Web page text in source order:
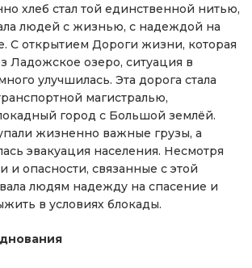
хлеб стал той единственной нитью,
людей с жизнью, с надеждой на
С открытием Дороги жизни, которая
Ладожское озеро, ситуация в
улучшилась. Эта дорога стала
магистралью,
город с Большой землёй.
жизненно важные грузы, а
эвакуация населения. Несмотря
и опасности, связанные с этой
людям надежду на спасение и
в условиях блокады.